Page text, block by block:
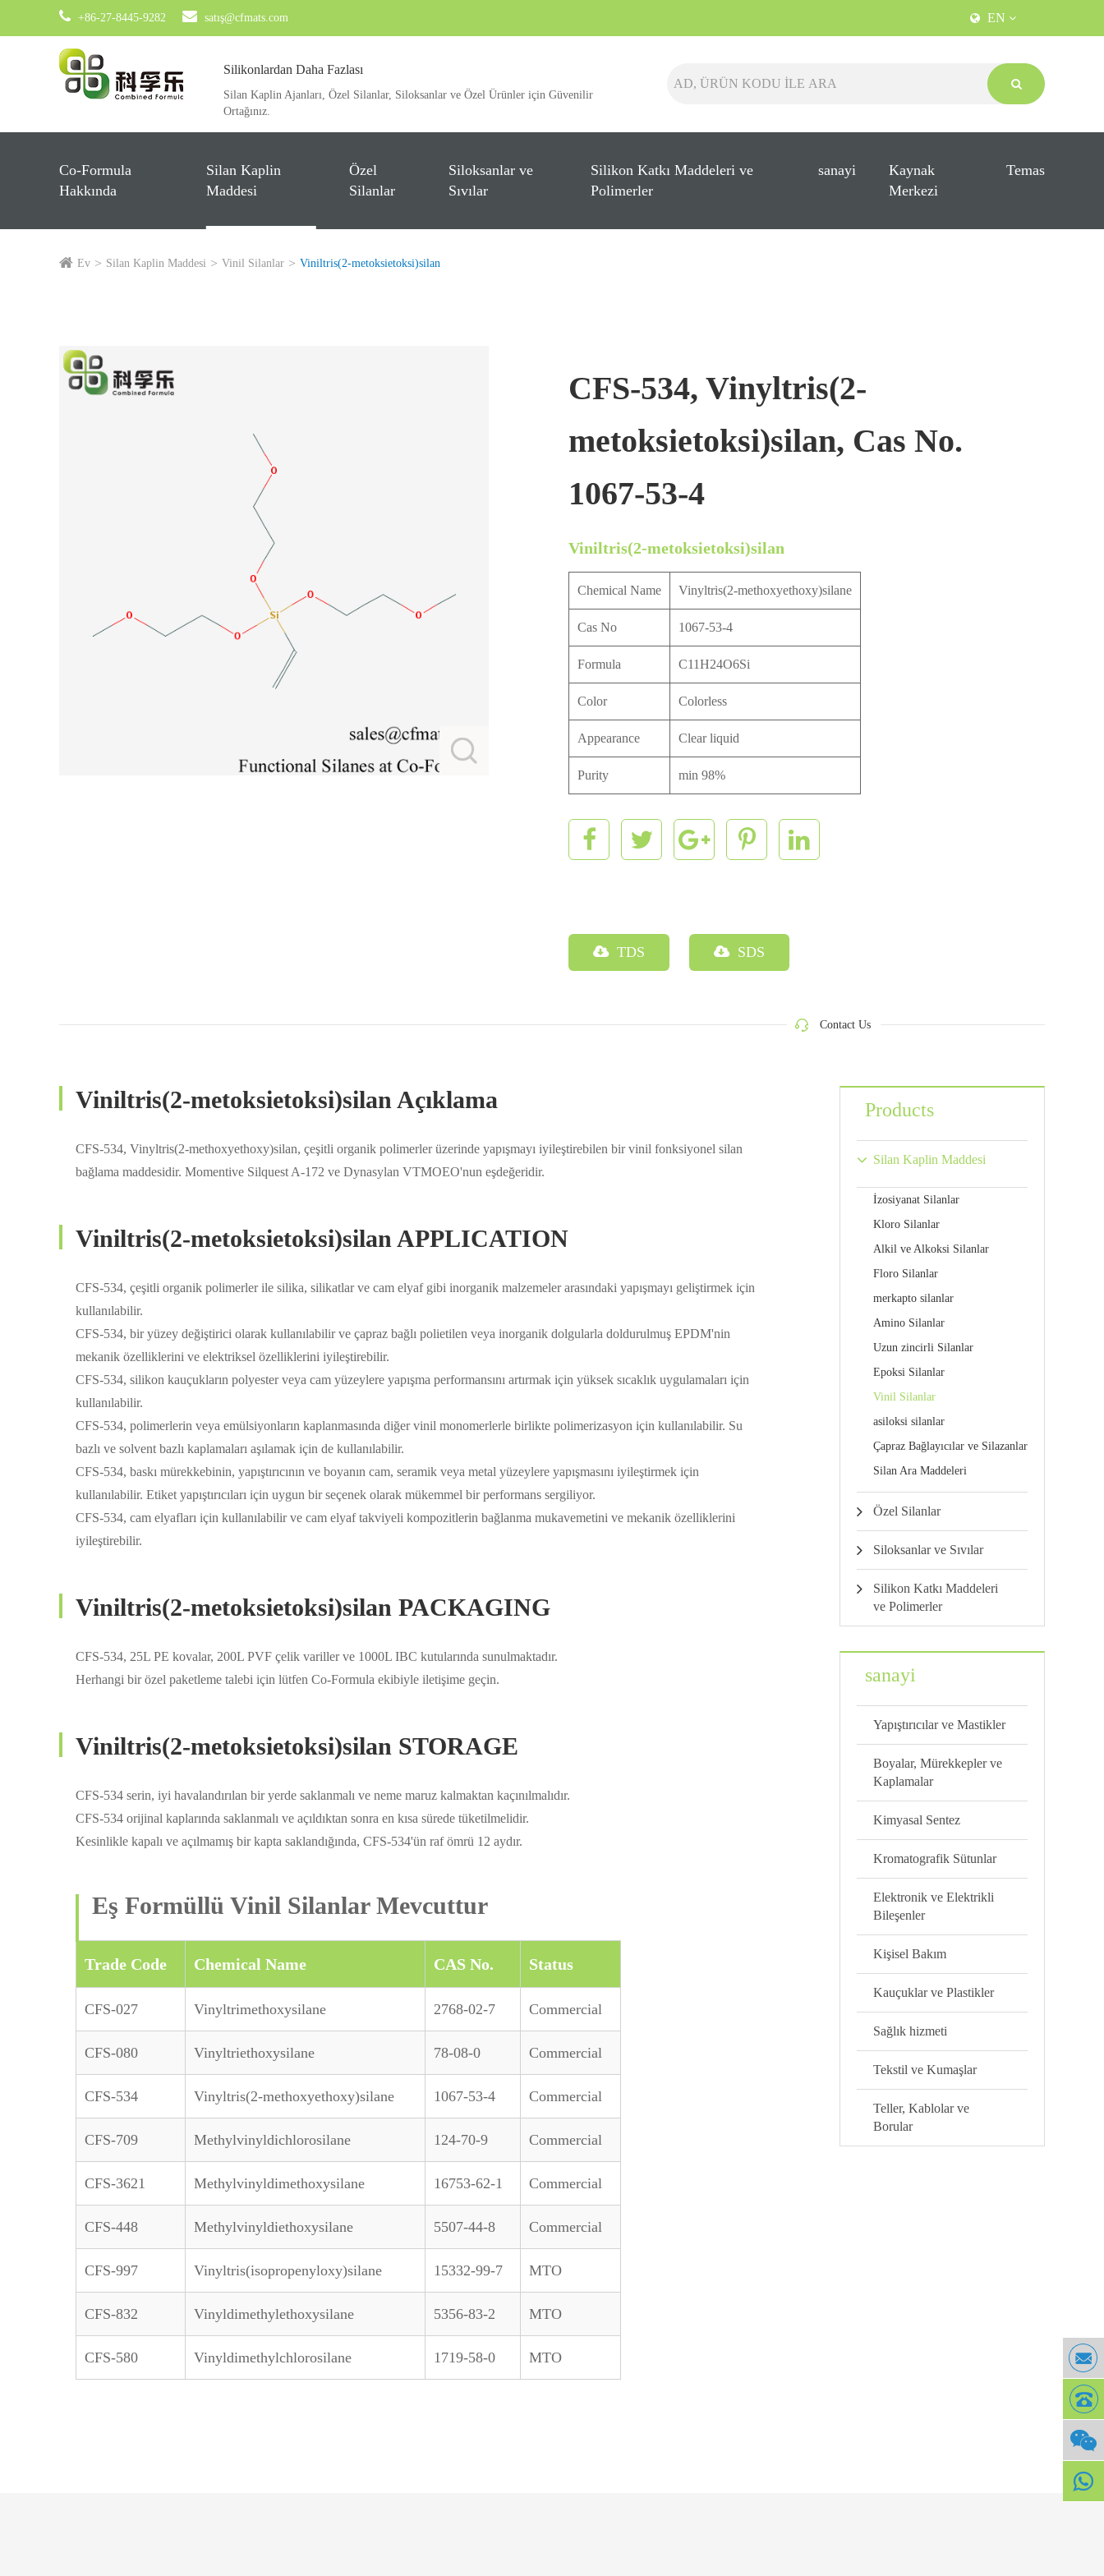
+86-27-8445-9282 satış@cfmats.com EN
Silikonlardan Daha Fazlası
Silan Kaplin Ajanları, Özel Silanlar, Siloksanlar ve Özel Ürünler için Güvenilir
Ortağınız.
Co-Formula
Hakkında
Silan Kaplin
Maddesi
Özel
Silanlar
Siloksanlar ve
Sıvılar
Silikon Katkı Maddeleri ve
Polimerler
sanayi
Kaynak
Merkezi
Temas
Ev Silan Kaplin Maddesi Vinil Silanlar Viniltris(2-metoksietoksi)silan
CFS-534, Vinyltris(2-
metoksietoksi)silan, Cas No.
1067-53-4
Viniltris(2-metoksietoksi)silan
Chemical Name Vinyltris(2-methoxyethoxy)silane
Cas No 1067-53-4
Formula C11H24O6Si
Color Colorless
Appearance Clear liquid
Purity min 98%
TDS SDS
Contact Us
Viniltris(2-metoksietoksi)silan Açıklama
CFS-534, Vinyltris(2-methoxyethoxy)silan, çeşitli organik polimerler üzerinde yapışmayı iyileştirebilen bir vinil fonksiyonel silan
bağlama maddesidir. Momentive Silquest A-172 ve Dynasylan VTMOEO'nun eşdeğeridir.
Viniltris(2-metoksietoksi)silan APPLICATION
CFS-534, çeşitli organik polimerler ile silika, silikatlar ve cam elyaf gibi inorganik malzemeler arasındaki yapışmayı geliştirmek için
kullanılabilir.
CFS-534, bir yüzey değiştirici olarak kullanılabilir ve çapraz bağlı polietilen veya inorganik dolgularla doldurulmuş EPDM'nin
mekanik özelliklerini ve elektriksel özelliklerini iyileştirebilir.
CFS-534, silikon kauçukların polyester veya cam yüzeylere yapışma performansını artırmak için yüksek sıcaklık uygulamaları için
kullanılabilir.
CFS-534, polimerlerin veya emülsiyonların kaplanmasında diğer vinil monomerlerle birlikte polimerizasyon için kullanılabilir. Su
bazlı ve solvent bazlı kaplamaları aşılamak için de kullanılabilir.
CFS-534, baskı mürekkebinin, yapıştırıcının ve boyanın cam, seramik veya metal yüzeylere yapışmasını iyileştirmek için
kullanılabilir. Etiket yapıştırıcıları için uygun bir seçenek olarak mükemmel bir performans sergiliyor.
CFS-534, cam elyafları için kullanılabilir ve cam elyaf takviyeli kompozitlerin bağlanma mukavemetini ve mekanik özelliklerini
iyileştirebilir.
Viniltris(2-metoksietoksi)silan PACKAGING
CFS-534, 25L PE kovalar, 200L PVF çelik variller ve 1000L IBC kutularında sunulmaktadır.
Herhangi bir özel paketleme talebi için lütfen Co-Formula ekibiyle iletişime geçin.
Viniltris(2-metoksietoksi)silan STORAGE
CFS-534 serin, iyi havalandırılan bir yerde saklanmalı ve neme maruz kalmaktan kaçınılmalıdır.
CFS-534 orijinal kaplarında saklanmalı ve açıldıktan sonra en kısa sürede tüketilmelidir.
Kesinlikle kapalı ve açılmamış bir kapta saklandığında, CFS-534'ün raf ömrü 12 aydır.
Eş Formüllü Vinil Silanlar Mevcuttur
Trade Code Chemical Name CAS No. Status
CFS-027 Vinyltrimethoxysilane 2768-02-7 Commercial
CFS-080 Vinyltriethoxysilane 78-08-0 Commercial
CFS-534 Vinyltris(2-methoxyethoxy)silane 1067-53-4 Commercial
CFS-709 Methylvinyldichlorosilane 124-70-9 Commercial
CFS-3621 Methylvinyldimethoxysilane 16753-62-1 Commercial
CFS-448 Methylvinyldiethoxysilane 5507-44-8 Commercial
CFS-997 Vinyltris(isopropenyloxy)silane 15332-99-7 MTO
CFS-832 Vinyldimethylethoxysilane 5356-83-2 MTO
CFS-580 Vinyldimethylchlorosilane 1719-58-0 MTO
Products
Silan Kaplin Maddesi
İzosiyanat Silanlar
Kloro Silanlar
Alkil ve Alkoksi Silanlar
Floro Silanlar
merkapto silanlar
Amino Silanlar
Uzun zincirli Silanlar
Epoksi Silanlar
Vinil Silanlar
asiloksi silanlar
Çapraz Bağlayıcılar ve Silazanlar
Silan Ara Maddeleri
Özel Silanlar
Siloksanlar ve Sıvılar
Silikon Katkı Maddeleri
ve Polimerler
sanayi
Yapıştırıcılar ve Mastikler
Boyalar, Mürekkepler ve
Kaplamalar
Kimyasal Sentez
Kromatografik Sütunlar
Elektronik ve Elektrikli
Bileşenler
Kişisel Bakım
Kauçuklar ve Plastikler
Sağlık hizmeti
Tekstil ve Kumaşlar
Teller, Kablolar ve
Borular